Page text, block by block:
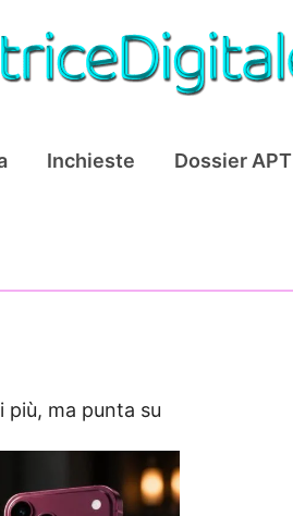
Inchieste Dossier APT
più, ma punta su